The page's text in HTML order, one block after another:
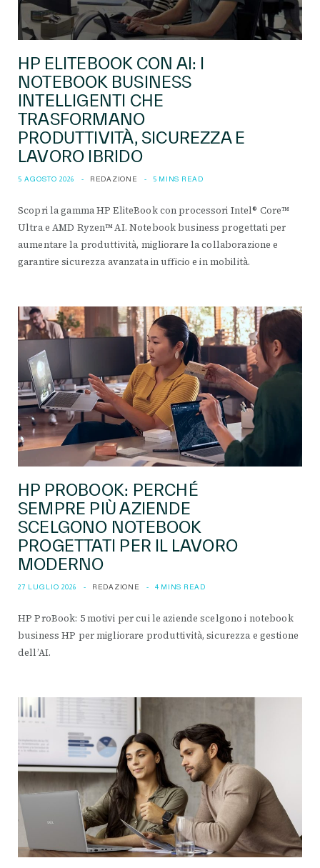
HP ELITEBOOK CON AI: I
NOTEBOOK BUSINESS
INTELLIGENTI CHE
TRASFORMANO
PRODUTTIVITÀ, SICUREZZA E
LAVORO IBRIDO
5 AGOSTO 2026 REDAZIONE 5 MINS READ
Scopri la gamma HP EliteBook con processori Intel® Core™
Ultra e AMD Ryzen™ AI. Notebook business progettati per
aumentare la produttività, migliorare la collaborazione e
garantire sicurezza avanzata in ufficio e in mobilità.
HP PROBOOK: PERCHÉ
SEMPRE PIÙ AZIENDE
SCELGONO NOTEBOOK
PROGETTATI PER IL LAVORO
MODERNO
27 LUGLIO 2026 REDAZIONE 4 MINS READ
HP ProBook: 5 motivi per cui le aziende scelgono i notebook
business HP per migliorare produttività, sicurezza e gestione
dell’AI.